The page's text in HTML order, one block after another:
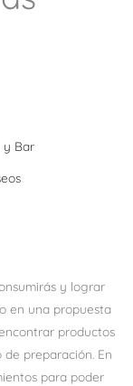
y Bar
y lograr
en una propuesta
productos
preparación. En
para poder